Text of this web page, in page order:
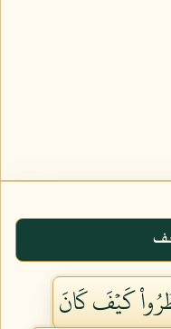
كَيۡفَ كَانَ